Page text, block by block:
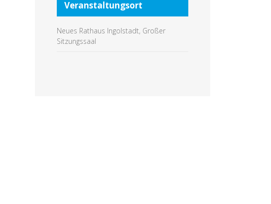
Veranstaltungsort
Neues Rathaus Ingolstadt, Großer
Sitzungssaal